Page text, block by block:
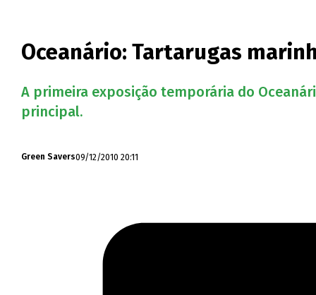
Oceanário: Tartarugas
A primeira exposição temporária do
principal.
Green Savers09/12/2010 20:11